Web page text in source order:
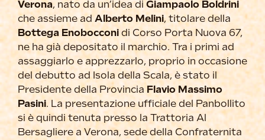
Verona, nato da un’idea di Giampaolo Boldrini
che assieme ad Alberto Melini, titolare della
Bottega Enobocconi di Corso Porta Nuova 67,
ne ha già depositato il marchio. Tra i primi ad
assaggiarlo e apprezzarlo, proprio in occasione
del debutto ad Isola della Scala, è stato il
Presidente della Provincia Flavio Massimo
Pasini. La presentazione ufficiale del Panbollito
si è quindi tenuta presso la Trattoria Al
Bersagliere a Verona, sede della Confraternita